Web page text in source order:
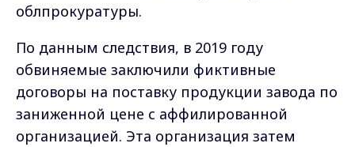
облпрокуратуры.
По данным следствия, в 2019 году
обвиняемые заключили фиктивные
договоры на поставку продукции завода по
заниженной цене с аффилированной
организацией. Эта организация затем